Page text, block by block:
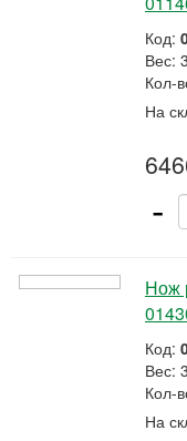
Код:
Вес:
Кол-
На
-
Нож
Код:
Вес:
Кол-
На